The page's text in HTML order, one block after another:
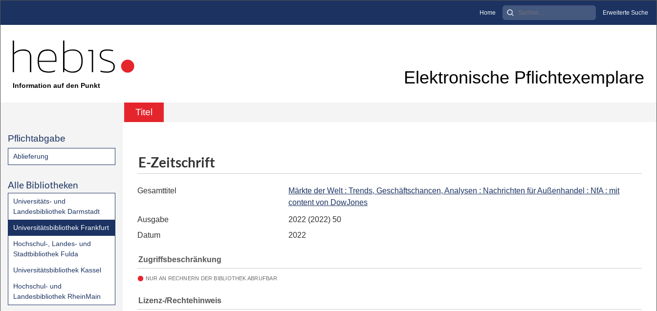
Home Erweiterte Suche
Information auf den Punkt Elektronische Pflichtexemplare
Titel
Pflichtabgabe
Ablieferung
Alle Bibliotheken
Universitäts- und
Landesbibliothek Darmstadt
Universitätsbibliothek Frankfurt
Hochschul-, Landes- und
Stadtbibliothek Fulda
Universitätsbibliothek Kassel
Hochschul- und
Landesbibliothek RheinMain
E-Zeitschrift
Gesamttitel
Märkte der Welt : Trends, Geschäftschancen, Analysen : Nachrichten für Außenhandel : NfA : mit
content von DowJones
Ausgabe
2022 (2022) 50
Datum
2022
Zugriffsbeschränkung
NUR AN RECHNERN DER BIBLIOTHEK ABRUFBAR
Lizenz-/Rechtehinweis